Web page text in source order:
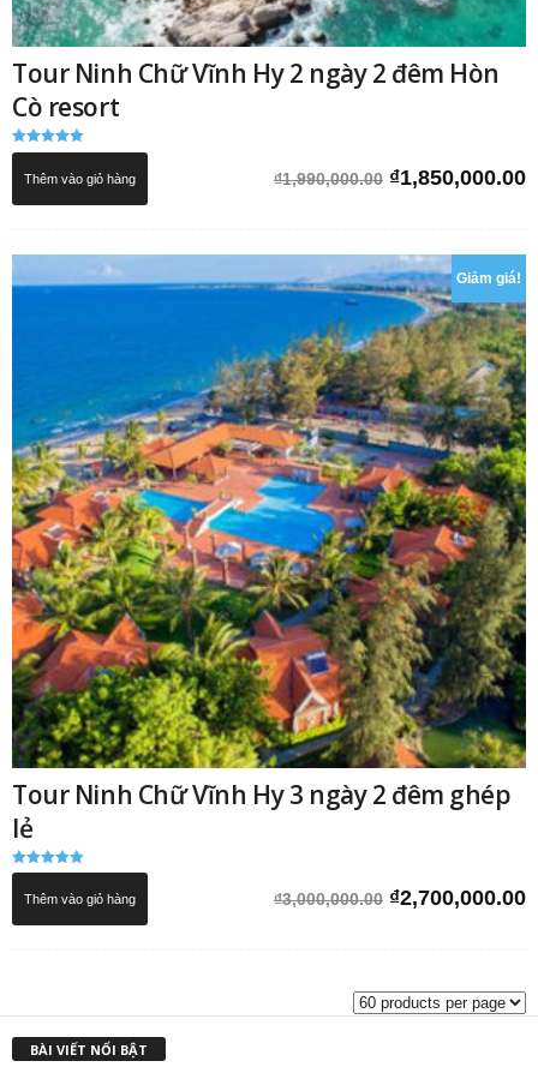
Tour Ninh Chữ Vĩnh Hy 2 ngày 2 đêm Hòn
Cò resort
Được xếp
5.00
₫1,990,000.00 Giá
₫1,990,000.00.
₫1,850,000.00
Thêm vào giỏ hàng
Giảm giá!
Tour Ninh Chữ Vĩnh Hy 3 ngày 2 đêm ghép
lẻ
Được xếp
5.00
₫3,000,000.00 Giá
₫2,700,000.00
Thêm vào giỏ hàng
BÀI VIẾT NỔI BẬT